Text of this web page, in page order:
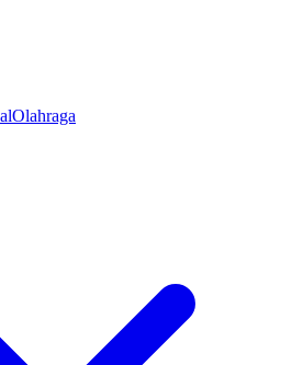
Olahraga